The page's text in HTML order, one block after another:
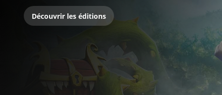
Découvrir les éditions